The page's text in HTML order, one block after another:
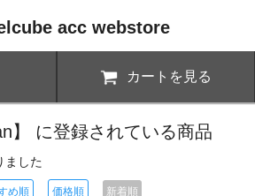
acc webstore
カートを見る
】 に登録されている商品
ました
め順 価格順 新着順